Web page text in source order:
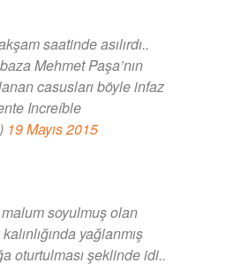
saatinde asılırdı..
Mehmet Paşa’nın
casusları böyle infaz
Increíble
19 Mayıs 2015
malum soyulmuş olan
yağlanmış
oturtulması şeklinde idi..